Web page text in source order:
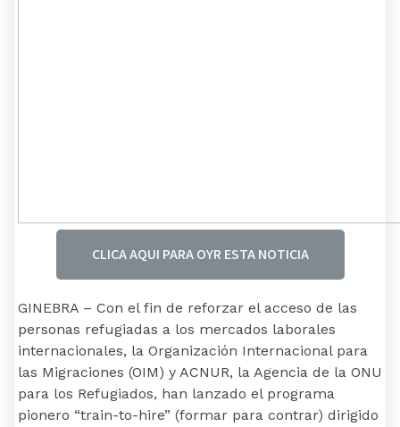
CLICA AQUI PARA OYR ESTA NOTICIA
GINEBRA – Con el fin de reforzar el acceso de las
personas refugiadas a los mercados laborales
internacionales, la Organización Internacional para
las Migraciones (OIM) y ACNUR, la Agencia de la ONU
para los Refugiados, han lanzado el programa
pionero “train-to-hire” (formar para contrar) dirigido